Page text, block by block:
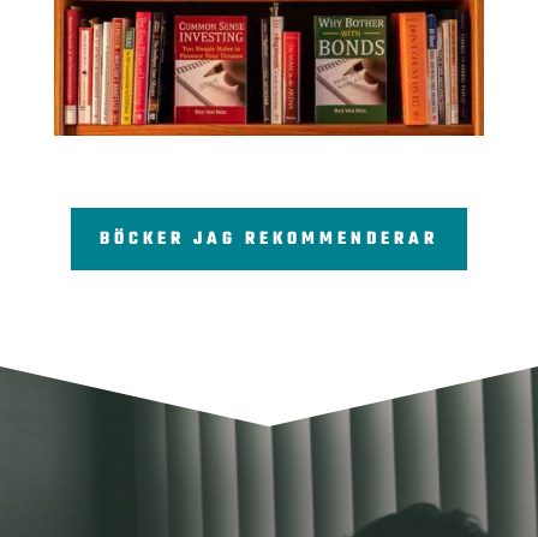
BÖCKER JAG REKOMMENDERAR